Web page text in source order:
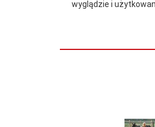
wyglądzie i
Autor: